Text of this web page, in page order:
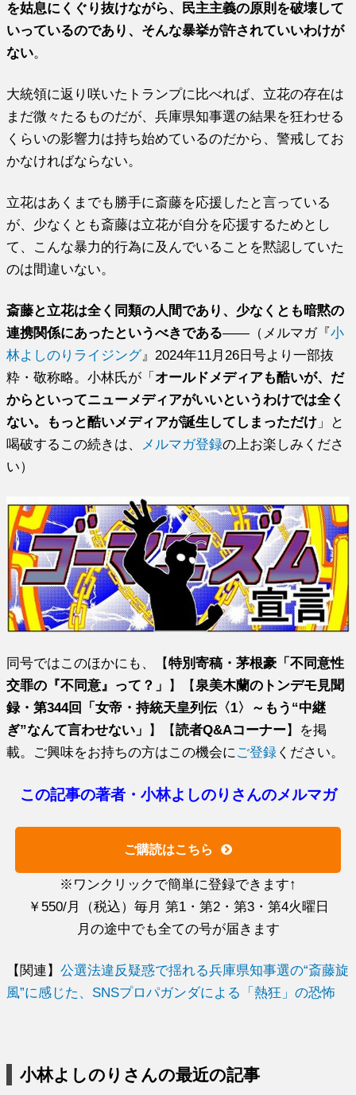
を姑息にくぐり抜けながら、民主主義の原則を破壊して
いっているのであり、そんな暴挙が許されていいわけが
ない。
大統領に返り咲いたトランプに比べれば、立花の存在は
まだ微々たるものだが、兵庫県知事選の結果を狂わせる
くらいの影響力は持ち始めているのだから、警戒してお
かなければならない。
立花はあくまでも勝手に斎藤を応援したと言っている
が、少なくとも斎藤は立花が自分を応援するためとし
て、こんな暴力的行為に及んでいることを黙認していた
のは間違いない。
斎藤と立花は全く同類の人間であり、少なくとも暗黙の
連携関係にあったというべきである――（メルマガ『小
林よしのりライジング』2024年11月26日号より一部抜
粋・敬称略。小林氏が「 オールドメディアも酷いが、だ
からといってニューメディアがいいというわけでは全く
ない。もっと酷いメディアが誕生してしまっただけ 」と
喝破するこの続きは、
メルマガ登録の上お楽しみくださ
い）
同号ではこのほかにも、【特別寄稿・茅根豪「不同意性
交罪の『不同意』って？」
】【 泉美木蘭のトンデモ見聞
録・第344回「女帝・持統天皇列伝〈1〉～もう“中継
ぎ”なんて言わせない」
】【読者Q&Aコーナー】を掲
載。ご興味をお持ちの方はこの機会に ご登録 ください。
この記事の著者・小林よしのりさんのメルマガ
ご購読はこちら
※ワンクリックで簡単に登録できます↑
￥550/月（税込）毎月 第1・第2・第3・第4火曜日
月の途中でも全ての号が届きます
【関連】公選法違反疑惑で揺れる兵庫県知事選の“斎藤旋
風”に感じた、SNSプロパガンダによる「熱狂」の恐怖
小林よしのりさんの最近の記事